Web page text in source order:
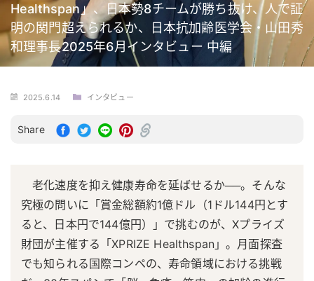
Healthspan」、日本勢8チームが勝ち抜け、人で証
明の関門超えられるか、日本抗加齢医学会・山田秀
和理事長2025年6月インタビュー 中編
2025.6.14 インタビュー
Share
老化速度を抑え健康寿命を延ばせるか──。そんな
究極の問いに「賞金総額約1億ドル（1ドル144円とす
ると、日本円で144億円）」で挑むのが、Xプライズ
財団が主催する「XPRIZE Healthspan」。月面探査
でも知られる国際コンペの、寿命領域における挑戦